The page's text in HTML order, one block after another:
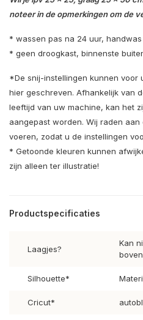
noteer in de opmerkingen om de
* wassen pas na 24 uur,
* geen droogkast, binnenste
*De snij-instellingen kunnen voor
hier geschreven. Afhankelijk van
leeftijd van uw machine, kan het
aangepast worden. Wij raden
voeren, zodat u de instellingen
* Getoonde kleuren kunnen
zijn alleen ter illustratie!
Productspecificaties
Laagjes?
Kan
Silhouette*
Cricut*